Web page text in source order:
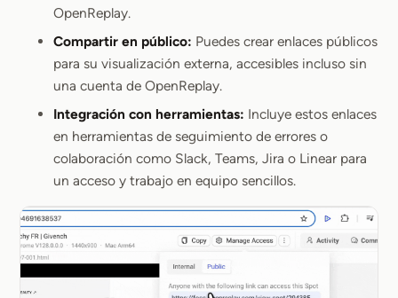
OpenReplay.
Compartir en público: Puedes crear enlaces públicos
para su visualización externa, accesibles incluso sin
una cuenta de OpenReplay.
Integración con herramientas: Incluye estos enlaces
en herramientas de seguimiento de errores o
colaboración como Slack, Teams, Jira o Linear para
un acceso y trabajo en equipo sencillos.